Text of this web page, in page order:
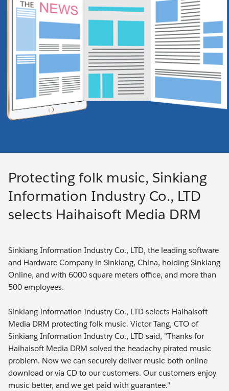
Protecting folk music, Sinkiang
Information Industry Co., LTD
selects Haihaisoft Media DRM
Sinkiang Information Industry Co., LTD, the leading software
and Hardware Company in Sinkiang, China, holding Sinkiang
Online, and with 6000 square meters office, and more than
500 employees.
Sinkiang Information Industry Co., LTD selects Haihaisoft
Media DRM protecting folk music. Victor Tang, CTO of
Sinkiang Information Industry Co., LTD said, "Thanks for
Haihaisoft Media DRM solved the headachy pirated music
problem. Now we can securely deliver music both online
download or via CD to our customers. Our customers enjoy
music better, and we get paid with guarantee."